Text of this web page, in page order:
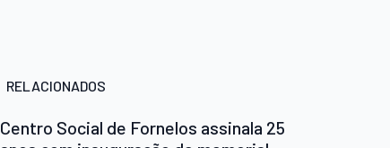
RELACIONADOS
Centro Social de Fornelos assinala 25